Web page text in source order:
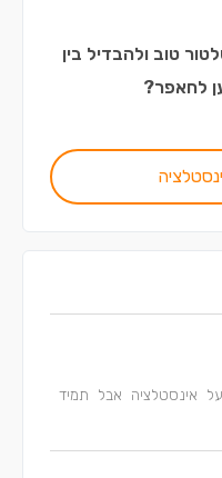
טוב ולהבדיל בין
לחאפר?
אינסטלציה אבל תמיד